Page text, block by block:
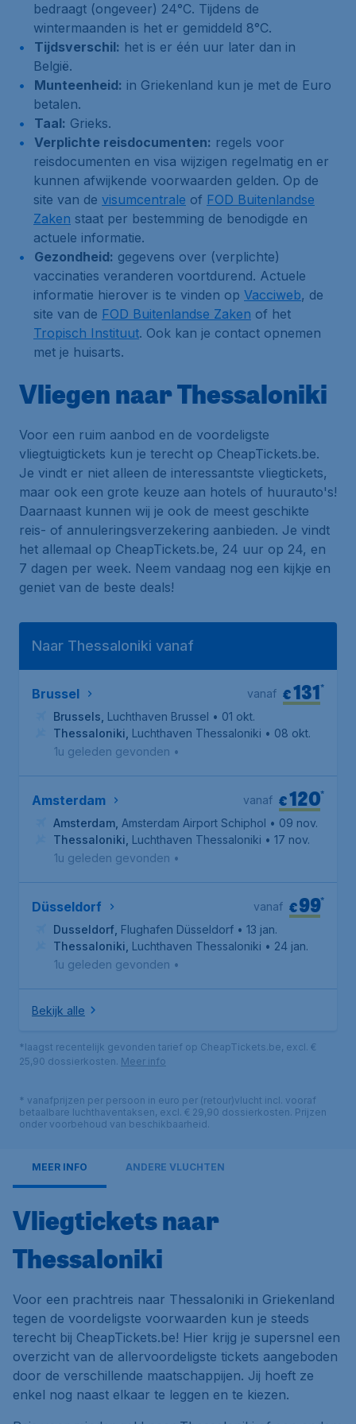
bedraagt (ongeveer) 24°C. Tijdens de
wintermaanden is het er gemiddeld 8°C.
Tijdsverschil: het is er één uur later dan in
België.
Munteenheid: in Griekenland kun je met de Euro
betalen.
Taal: Grieks.
Verplichte reisdocumenten: regels voor
reisdocumenten en visa wijzigen regelmatig en er
kunnen afwijkende voorwaarden gelden. Op de
site van de visumcentrale of FOD Buitenlandse
Zaken staat per bestemming de benodigde en
actuele informatie.
Gezondheid: gegevens over (verplichte)
vaccinaties veranderen voortdurend. Actuele
informatie hierover is te vinden op Vacciweb, de
site van de FOD Buitenlandse Zaken of het
Tropisch Instituut. Ook kan je contact opnemen
met je huisarts.
Vliegen naar Thessaloniki
Voor een ruim aanbod en de voordeligste
vliegtuigtickets kun je terecht op CheapTickets.be.
Je vindt er niet alleen de interessantste vliegtickets,
maar ook een grote keuze aan hotels of huurauto's!
Daarnaast kunnen wij je ook de meest geschikte
reis- of annuleringsverzekering aanbieden. Je vindt
het allemaal op CheapTickets.be, 24 uur op 24, en
7 dagen per week. Neem vandaag nog een kijkje en
geniet van de beste deals!
Naar Thessaloniki vanaf
Brussel €131*
vanaf
Brussels Luchthaven Brussel • 01 okt.
Thessaloniki Luchthaven Thessaloniki • 08 okt.
1u geleden gevonden •
Amsterdam €120*
vanaf
Amsterdam Amsterdam Airport Schiphol • 09 nov.
Thessaloniki Luchthaven Thessaloniki • 17 nov.
1u geleden gevonden •
Düsseldorf €99*
vanaf
Dusseldorf Flughafen Düsseldorf • 13 jan.
Thessaloniki Luchthaven Thessaloniki • 24 jan.
1u geleden gevonden •
Bekijk alle
*laagst recentelijk gevonden tarief op CheapTickets.be, excl. €
25,90 dossierkosten. Meer info
* vanafprijzen per persoon in euro per (retour)vlucht incl. vooraf
betaalbare luchthaventaksen, excl. € 29,90 dossierkosten. Prijzen
onder voorbehoud van beschikbaarheid.
MEER INFO ANDERE VLUCHTEN
Vliegtickets naar
Thessaloniki
Voor een prachtreis naar Thessaloniki in Griekenland
tegen de voordeligste voorwaarden kun je steeds
terecht bij CheapTickets.be! Hier krijg je supersnel een
overzicht van de allervoordeligste tickets aangeboden
door de verschillende maatschappijen. Jij hoeft ze
enkel nog naast elkaar te leggen en te kiezen.